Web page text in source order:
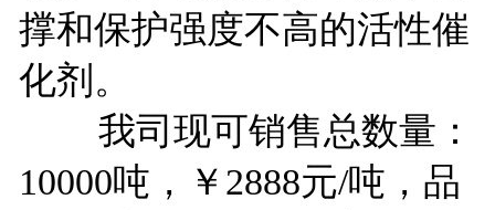
撑和保护强度不高的活性催
化剂。
我司现可销售总数量：
10000吨，￥2888元/吨，品